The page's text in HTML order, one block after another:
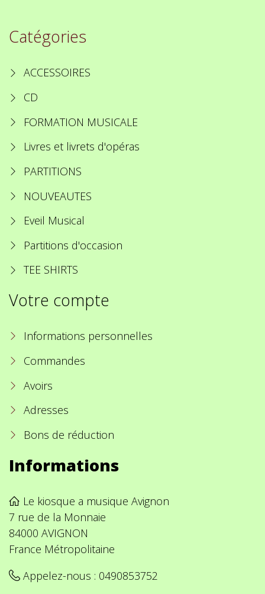
Catégories
ACCESSOIRES
CD
FORMATION MUSICALE
Livres et livrets d'opéras
PARTITIONS
NOUVEAUTES
Eveil Musical
Partitions d'occasion
TEE SHIRTS
Votre compte
Informations personnelles
Commandes
Avoirs
Adresses
Bons de réduction
Informations
Le kiosque a musique Avignon
7 rue de la Monnaie
84000 AVIGNON
France Métropolitaine
Appelez-nous : 0490853752